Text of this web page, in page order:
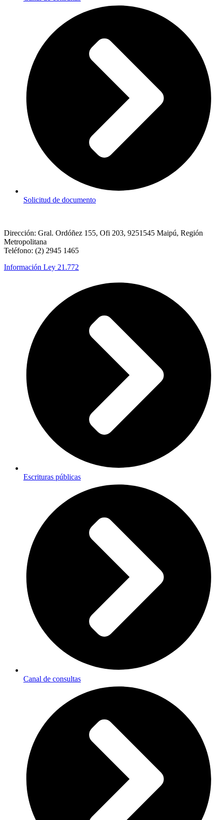
Solicitud de documento
Dirección: Gral. Ordóñez 155, Ofi 203, 9251545 Maipú, Región
Metropolitana
Teléfono: (2) 2945 1465
Información Ley 21.772
Escrituras públicas
Canal de consultas